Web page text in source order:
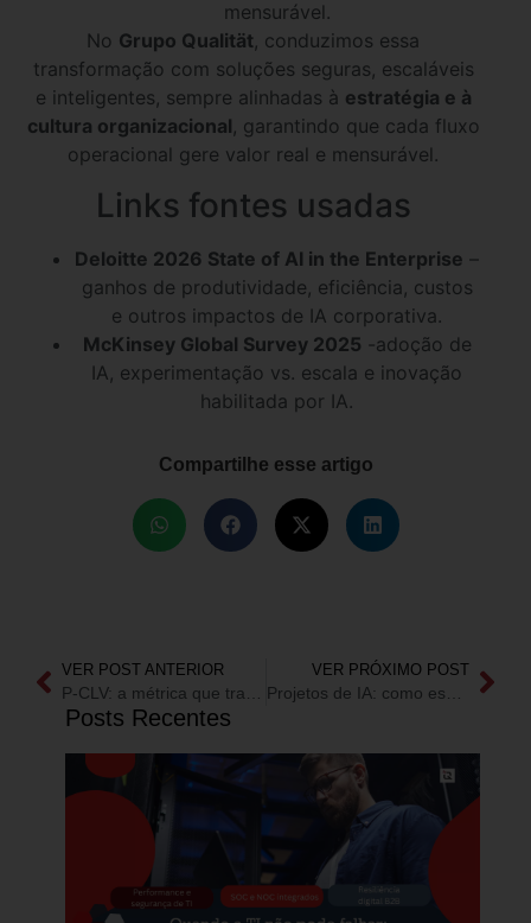
mensurável.
No Grupo Qualität, conduzimos essa
transformação com soluções seguras, escaláveis
e inteligentes, sempre alinhadas à estratégia e à
cultura organizacional, garantindo que cada fluxo
operacional gere valor real e mensurável.
Links fontes usadas
Deloitte 2026 State of AI in the Enterprise
ganhos de produtividade, eficiência, custos
e outros impactos de IA corporativa.
McKinsey Global Survey 2025 -adoção de
IA, experimentação vs. escala e inovação
habilitada por IA.
Compartilhe esse artigo
VER POST ANTERIOR VER PRÓXIMO POST
Posts Recentes